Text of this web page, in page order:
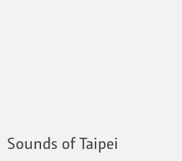
Sounds of Taipei